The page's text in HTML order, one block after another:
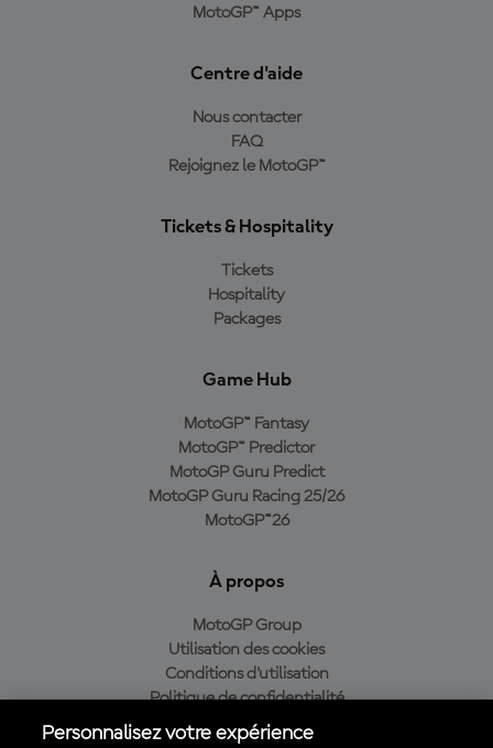
MotoGP™ Apps
Centre d'aide
Nous contacter
FAQ
Rejoignez le MotoGP™
Tickets & Hospitality
Tickets
Hospitality
Packages
Game Hub
MotoGP™ Fantasy
MotoGP™ Predictor
MotoGP Guru Predict
MotoGP Guru Racing 25/26
MotoGP™26
À propos
MotoGP Group
Utilisation des cookies
Conditions d'utilisation
Politique de confidentialité
Politique d’achat
Personnalisez votre expérience